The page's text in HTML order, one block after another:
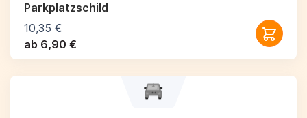
Parkplatzschild
10,35 €
ab 6,90 €